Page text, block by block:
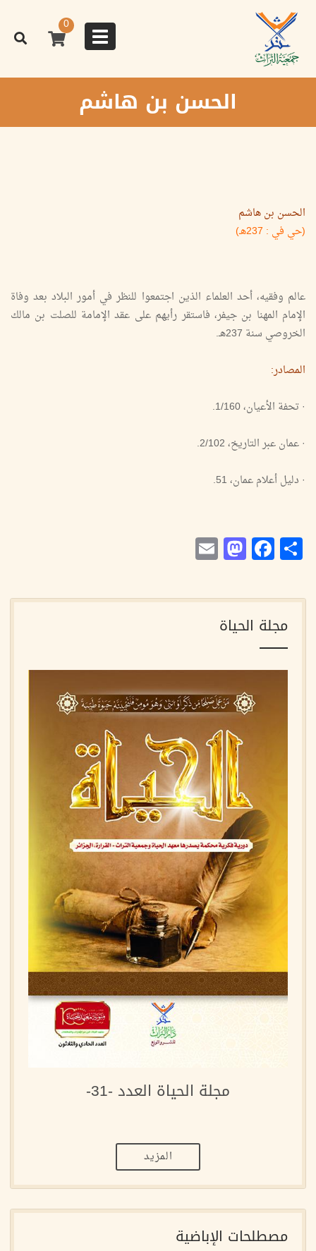
المحتوى
الرئيسي
Toggle
navigation
0
الحسن بن هاشم
الحسن بن هاشم
(حي في : 237هـ)
عالم وفقيه، أحد العلماء الذين اجتمعوا للنظر في أمور البلاد بعد وفاة
الإمام المهنا بن جيفر، فاستقر رأيهم على عقد الإمامة للصلت بن مالك
الخروصي سنة 237هـ.
المصادر:
· تحفة الأعيان، 1/160.
· عمان عبر التاريخ، 2/102.
· دليل أعلام عمان، 51.
Share
Facebook
Mastodon
مجلة الحياة
مجلة الحياة العدد -31-
المزيد
مصطلحات الإباضية